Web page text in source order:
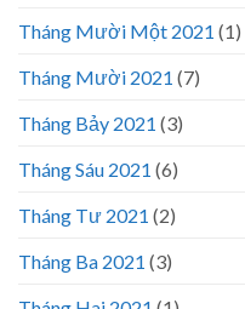
Tháng Mười Một 2021 (1)
Tháng Mười 2021 (7)
Tháng Bảy 2021 (3)
Tháng Sáu 2021 (6)
Tháng Tư 2021 (2)
Tháng Ba 2021 (3)